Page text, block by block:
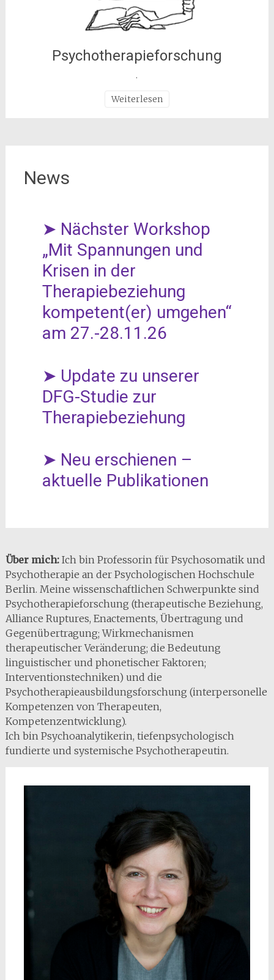
Psychotherapieforschung
.
Weiterlesen
News
➤ Nächster Workshop
„Mit Spannungen und
Krisen in der
Therapiebeziehung
kompetent(er) umgehen“
am 27.-28.11.26
➤ Update zu unserer
DFG-Studie zur
Therapiebeziehung
➤ Neu erschienen –
aktuelle Publikationen
Über mich:Ich bin Professorin für Psychosomatik und
Psychotherapie an der Psychologischen Hochschule
Berlin. Meine wissenschaftlichen Schwerpunkte sind
Psychotherapieforschung (therapeutische Beziehung,
Alliance Ruptures, Enactements, Übertragung und
Gegenübertragung; Wirkmechanismen
therapeutischer Veränderung; die Bedeutung
linguistischer und phonetischer Faktoren;
Interventionstechniken) und die
Psychotherapieausbildungsforschung (interpersonelle
Kompetenzen von Therapeuten,
Kompetenzentwicklung).
Ich bin Psychoanalytikerin, tiefenpsychologisch
fundierte und systemische Psychotherapeutin.